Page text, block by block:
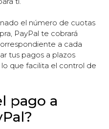
el número de cuotas
PayPal te cobrará
a cada
tus pagos a plazos
que facilita el control de
pago a